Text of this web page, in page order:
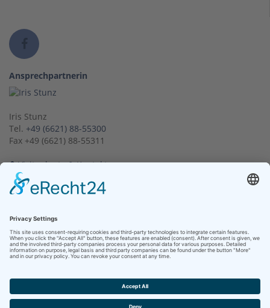
Ansprechpartnerin
Iris Stunz
Tel. +49 (6621) 88-55300
Fax +49 (6621) 88-55311
Visitenkarte & Kontakt
Medizinisches Versorgungszentrum Hersfeld-Rotenburg GmbH
Seilerweg 29
36251 Bad Hersfeld
Telefon +49 (6621) 88-55500
Kontakt